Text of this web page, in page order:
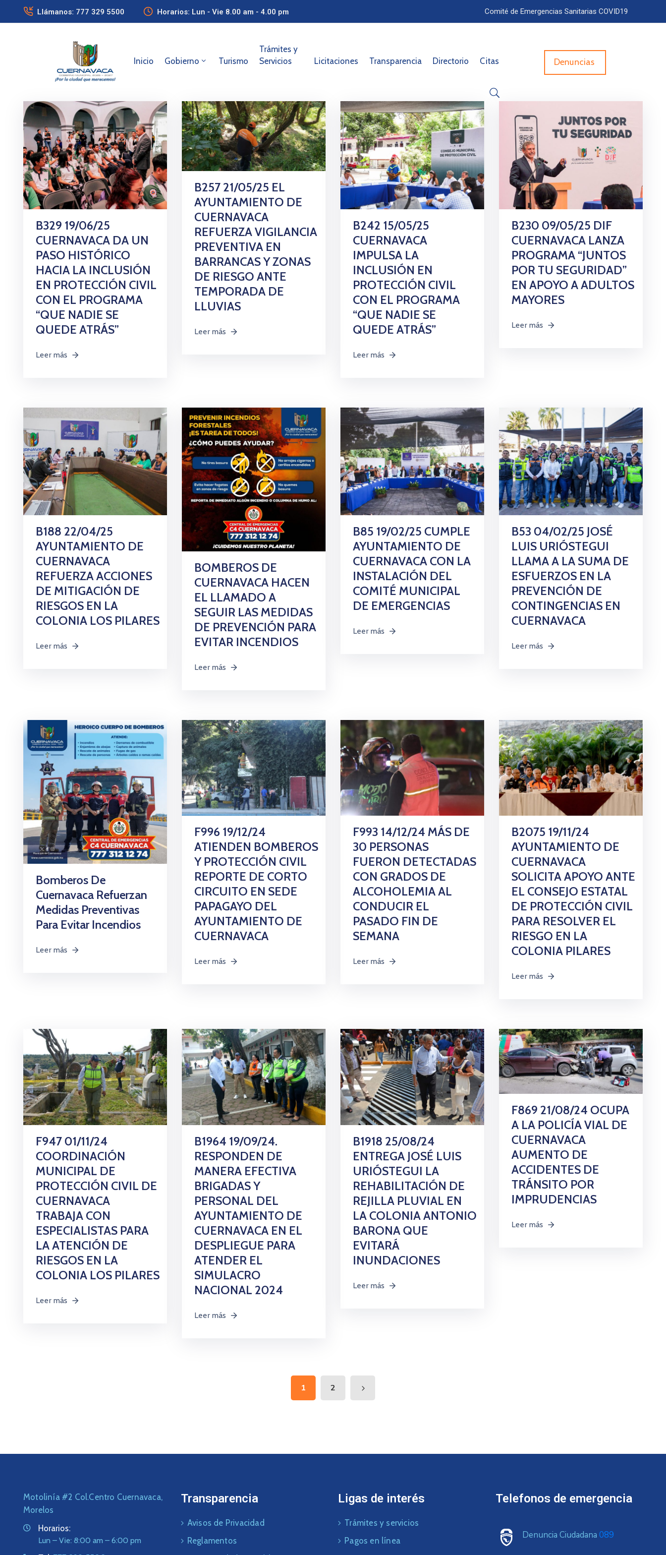
Llámanos: 777 329 5500 Horarios: Lun - Vie 8.00 am - 4.00 pm Comité de Emergencias Sanitarias COVID19
Inicio Gobierno Turismo
Trámites y
Servicios
Licitaciones Transparencia Directorio Citas Denuncias
B329 19/06/25
CUERNAVACA DA UN
PASO HISTÓRICO
HACIA LA INCLUSIÓN
EN PROTECCIÓN CIVIL
CON EL PROGRAMA
“QUE NADIE SE
QUEDE ATRÁS”
Leer más
B257 21/05/25 EL
AYUNTAMIENTO DE
CUERNAVACA
REFUERZA VIGILANCIA
PREVENTIVA EN
BARRANCAS Y ZONAS
DE RIESGO ANTE
TEMPORADA DE
LLUVIAS
Leer más
B242 15/05/25
CUERNAVACA
IMPULSA LA
INCLUSIÓN EN
PROTECCIÓN CIVIL
CON EL PROGRAMA
“QUE NADIE SE
QUEDE ATRÁS”
Leer más
B230 09/05/25 DIF
CUERNAVACA LANZA
PROGRAMA “JUNTOS
POR TU SEGURIDAD”
EN APOYO A ADULTOS
MAYORES
Leer más
B188 22/04/25
AYUNTAMIENTO DE
CUERNAVACA
REFUERZA ACCIONES
DE MITIGACIÓN DE
RIESGOS EN LA
COLONIA LOS PILARES
Leer más
BOMBEROS DE
CUERNAVACA HACEN
EL LLAMADO A
SEGUIR LAS MEDIDAS
DE PREVENCIÓN PARA
EVITAR INCENDIOS
Leer más
B85 19/02/25 CUMPLE
AYUNTAMIENTO DE
CUERNAVACA CON LA
INSTALACIÓN DEL
COMITÉ MUNICIPAL
DE EMERGENCIAS
Leer más
B53 04/02/25 JOSÉ
LUIS URIÓSTEGUI
LLAMA A LA SUMA DE
ESFUERZOS EN LA
PREVENCIÓN DE
CONTINGENCIAS EN
CUERNAVACA
Leer más
Bomberos De
Cuernavaca Refuerzan
Medidas Preventivas
Para Evitar Incendios
Leer más
F996 19/12/24
ATIENDEN BOMBEROS
Y PROTECCIÓN CIVIL
REPORTE DE CORTO
CIRCUITO EN SEDE
PAPAGAYO DEL
AYUNTAMIENTO DE
CUERNAVACA
Leer más
F993 14/12/24 MÁS DE
30 PERSONAS
FUERON DETECTADAS
CON GRADOS DE
ALCOHOLEMIA AL
CONDUCIR EL
PASADO FIN DE
SEMANA
Leer más
B2075 19/11/24
AYUNTAMIENTO DE
CUERNAVACA
SOLICITA APOYO ANTE
EL CONSEJO ESTATAL
DE PROTECCIÓN CIVIL
PARA RESOLVER EL
RIESGO EN LA
COLONIA PILARES
Leer más
F947 01/11/24
COORDINACIÓN
MUNICIPAL DE
PROTECCIÓN CIVIL DE
CUERNAVACA
TRABAJA CON
ESPECIALISTAS PARA
LA ATENCIÓN DE
RIESGOS EN LA
COLONIA LOS PILARES
Leer más
B1964 19/09/24.
RESPONDEN DE
MANERA EFECTIVA
BRIGADAS Y
PERSONAL DEL
AYUNTAMIENTO DE
CUERNAVACA EN EL
DESPLIEGUE PARA
ATENDER EL
SIMULACRO
NACIONAL 2024
Leer más
B1918 25/08/24
ENTREGA JOSÉ LUIS
URIÓSTEGUI LA
REHABILITACIÓN DE
REJILLA PLUVIAL EN
LA COLONIA ANTONIO
BARONA QUE
EVITARÁ
INUNDACIONES
Leer más
F869 21/08/24 OCUPA
A LA POLICÍA VIAL DE
CUERNAVACA
AUMENTO DE
ACCIDENTES DE
TRÁNSITO POR
IMPRUDENCIAS
Leer más
1 2
Motolinía #2 Col.Centro Cuernavaca,
Morelos
Horarios:
Lun – Vie: 8:00 am – 6:00 pm
Transparencia
Avisos de Privacidad
Reglamentos
Ligas de interés
Trámites y servicios
Pagos en línea
Telefonos de emergencia
Denuncia Ciudadana 089